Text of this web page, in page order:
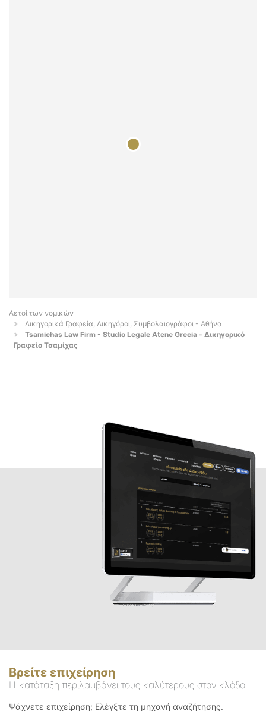
Αετοί των νομικών
Δικηγορικά Γραφεία, Δικηγόροι, Συμβολαιογράφοι - Αθήνα
Tsamichas Law Firm - Studio Legale Atene Grecia - Δικηγορικό
Γραφείο Τσαμίχας
Βρείτε επιχείρηση
Η κατάταξη περιλαμβάνει τους καλύτερους στον κλάδο
Ψάχνετε επιχείρηση; Ελέγξτε τη μηχανή αναζήτησης.